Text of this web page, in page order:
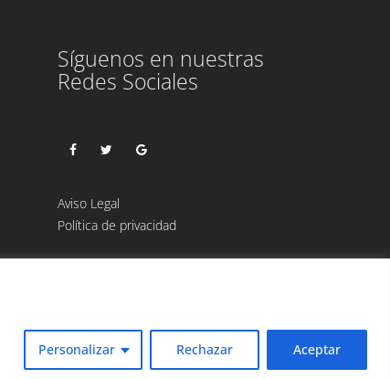
Personalizar Rechazar Aceptar
Síguenos en nuestras
Redes Sociales
Aviso Legal
Política de privacidad